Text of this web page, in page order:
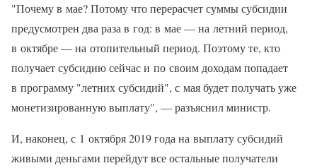
"Почему в мае? Потому что перерасчет суммы субсидии
предусмотрен два раза в год: в мае — на летний период,
в октябре — на отопительный период. Поэтому те, кто
получает субсидию сейчас и по своим доходам попадает
в программу "летних субсидий", с мая будет получать уже
монетизированную выплату", — разъяснил министр.
И, наконец, с 1 октября 2019 года на выплату субсидий
живыми деньгами перейдут все остальные получатели